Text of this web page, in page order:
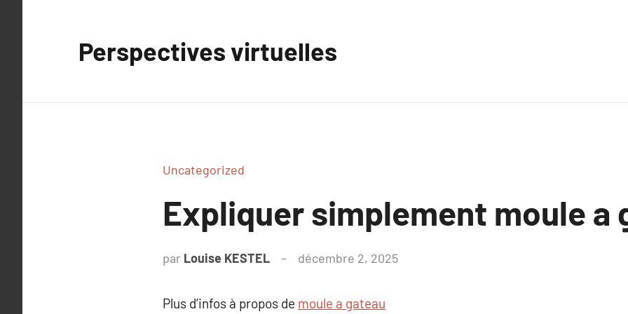
Perspectives virtuelles
Uncategorized
Expliquer simplement moule a
par Louise KESTEL décembre 2, 2025
Plus d’infos à propos de moule a gateau